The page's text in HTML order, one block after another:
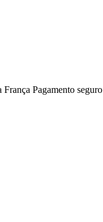
França Pagamento seguro